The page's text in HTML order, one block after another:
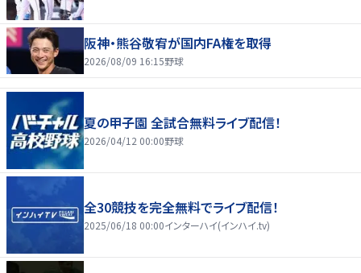
阪神・熊谷敬宥が国内FA権を取得
2026/08/09 16:15野球
夏の甲子園 全試合無料ライブ配信！
2026/04/12 00:00野球
全30競技を完全無料でライブ配信！
2025/06/18 00:00インターハイ(インハイ.tv)